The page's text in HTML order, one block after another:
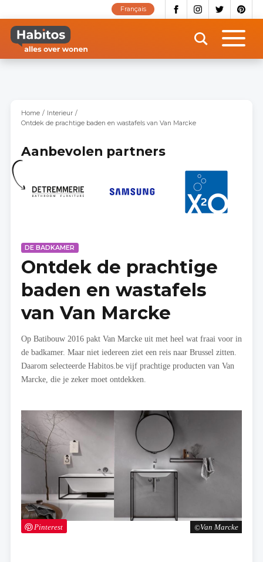
naar
inhoud
gaan
Français
Home
Interieur
Ontdek de prachtige baden en wastafels van Van Marcke
Aanbevolen partners
DE BADKAMER
Ontdek de prachtige
baden en wastafels
van Van Marcke
Op Batibouw 2016 pakt Van Marcke uit met heel wat fraai voor in
de badkamer. Maar niet iedereen ziet een reis naar Brussel zitten.
Daarom selecteerde Habitos.be vijf prachtige producten van Van
Marcke, die je zeker moet ontdekken.
Van Marcke
Pinterest